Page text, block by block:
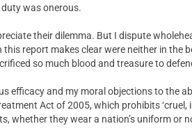
was onerous.
their dilemma. But I dispute
report makes clear were neither in the
so much blood and treasure to
efficacy and my moral objections to the
Act of 2005, which prohibits ‘cruel,
whether they wear a nation’s uniform or